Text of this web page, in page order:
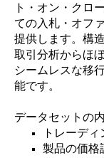
ト・オン・クロ
ての入札・オフ
提供します。構
取引分析からほ
シームレスな移
能です。
データセットの内
トレーデ
製品の価格